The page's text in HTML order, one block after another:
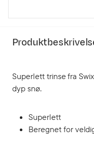
Superlett trinse fra
dyp snø.
Superlett
Beregnet for